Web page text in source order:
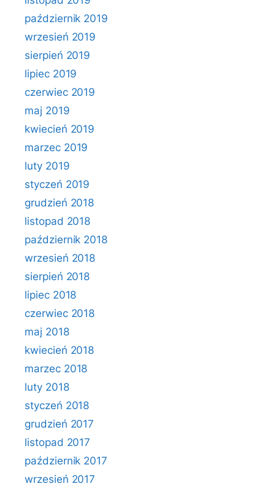
październik 2019
wrzesień 2019
sierpień 2019
lipiec 2019
czerwiec 2019
maj 2019
kwiecień 2019
marzec 2019
luty 2019
styczeń 2019
grudzień 2018
listopad 2018
październik 2018
wrzesień 2018
sierpień 2018
lipiec 2018
czerwiec 2018
maj 2018
kwiecień 2018
marzec 2018
luty 2018
styczeń 2018
grudzień 2017
listopad 2017
październik 2017
wrzesień 2017